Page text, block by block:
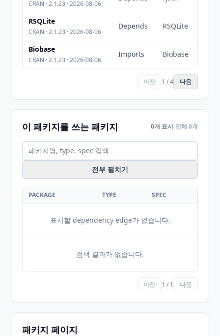
CRAN · 2.1.23 · 2026-08-06
RSQLite
CRAN · 2.1.23 · 2026-08-06
Depends RSQLite
Biobase
CRAN · 2.1.23 · 2026-08-06
Imports Biobase
이전 1 / 4 다음
이 패키지를 쓰는 패키지 0개 표시 전체 0개
전부 펼치기
PACKAGE TYPE SPEC
표시할 dependency edge가 없습니다.
검색 결과가 없습니다.
이전 1 / 1 다음
패키지 페이지